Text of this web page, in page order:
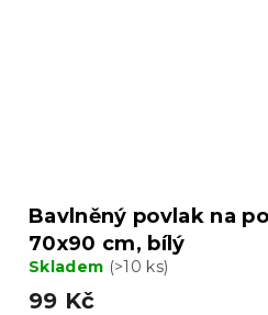
Bavlněný povlak na
70x90 cm, bílý
Skladem (>10 ks)
99 Kč